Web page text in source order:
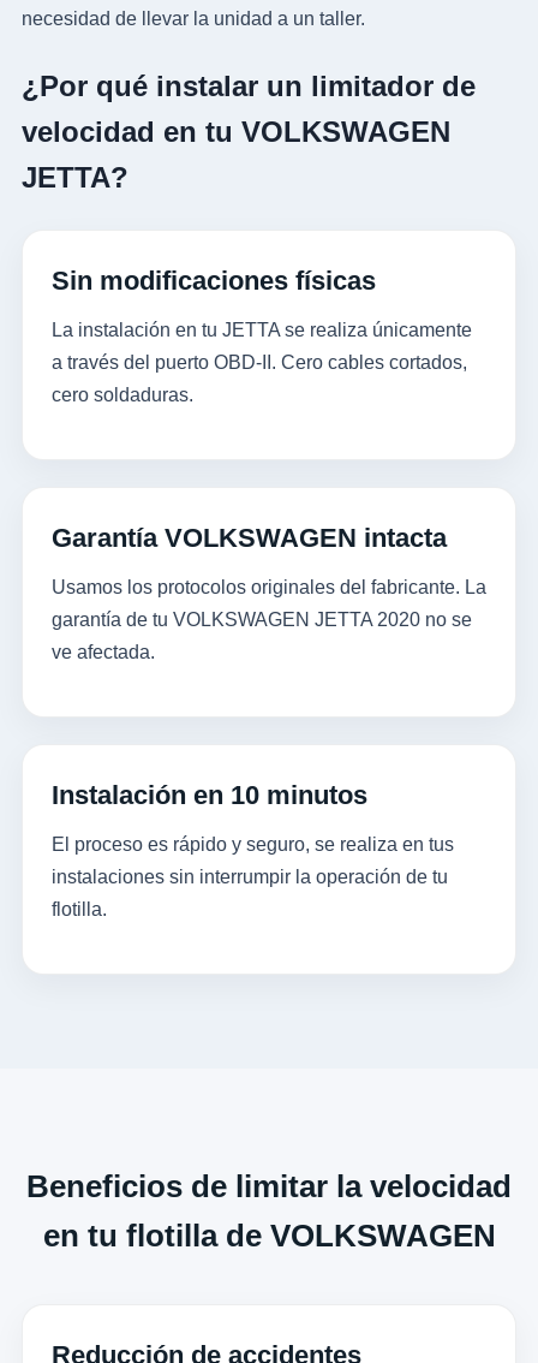
necesidad de llevar la unidad a un taller.
¿Por qué instalar un limitador de
velocidad en tu VOLKSWAGEN
JETTA?
Sin modificaciones físicas
La instalación en tu JETTA se realiza únicamente
a través del puerto OBD-II. Cero cables cortados,
cero soldaduras.
Garantía VOLKSWAGEN intacta
Usamos los protocolos originales del fabricante. La
garantía de tu VOLKSWAGEN JETTA 2020 no se
ve afectada.
Instalación en 10 minutos
El proceso es rápido y seguro, se realiza en tus
instalaciones sin interrumpir la operación de tu
flotilla.
Beneficios de limitar la velocidad
en tu flotilla de VOLKSWAGEN
Reducción de accidentes